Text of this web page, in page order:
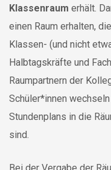
Klassenraum erhält.
einen Raum erhalten,
Klassen- (und nicht
Halbtagskräfte und
Raumpartnern der
Schüler*innen
Stundenplans in die
sind.